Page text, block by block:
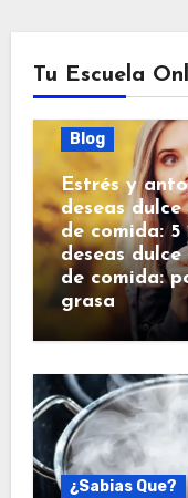
Tu Escuela
Blog
Estrés y
deseas
de comida:
deseas
de comida:
grasa
¿Sabias Que?